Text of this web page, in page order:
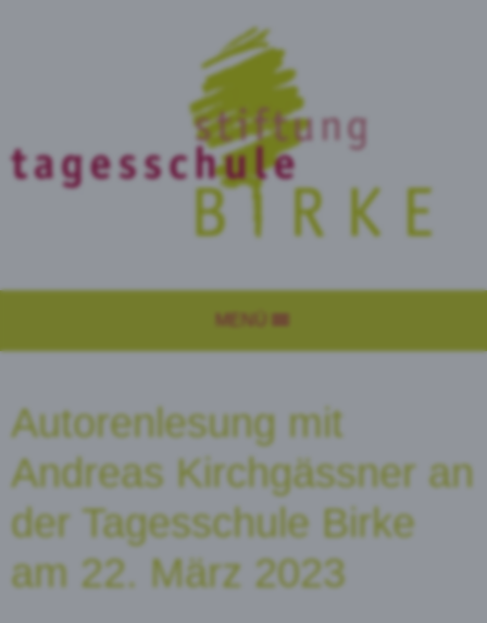
MENÜ
Autorenlesung mit
Andreas Kirchgässner an
der Tagesschule Birke
am 22. März 2023